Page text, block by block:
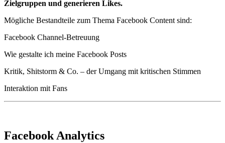
Zielgruppen und generieren Likes.
Mögliche Bestandteile zum Thema Facebook Content sind:
Facebook Channel-Betreuung
Wie gestalte ich meine Facebook Posts
Kritik, Shitstorm & Co. – der Umgang mit kritischen Stimmen
Interaktion mit Fans
Facebook Analytics